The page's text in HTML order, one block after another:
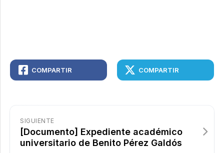
COMPARTIR COMPARTIR
SIGUIENTE
[Documento] Expediente académico
universitario de Benito Pérez Galdós